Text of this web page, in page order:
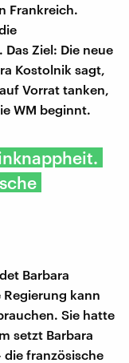
Frankreich.
Ziel: Die neue
Kostolnik sagt,
Vorrat tanken,
WM beginnt.
Barbara
kann
Sie hatte
setzt Barbara
die französische